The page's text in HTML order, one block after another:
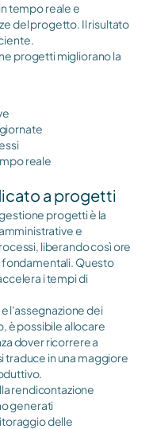
tempo reale e
del progetto. Il risultato
progetti migliorano la
reale
a progetti
progetti è la
e
liberando così ore
fondamentali. Questo
i tempi di
l'assegnazione dei
è possibile allocare
dover ricorrere a
traduce in una maggiore
rendicontazione
generati
delle